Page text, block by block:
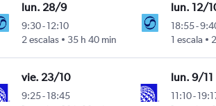
lun. 28/9
9:30-12:10
2 escalas
35 h 40 min
lun. 12/
18:55-
1 escala
vie. 23/10
9:25-18:45
lun. 9/11
11:10-